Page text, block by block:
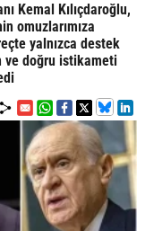
Kemal Kılıçdaroğlu,
omuzlarımıza
yalnızca destek
ve doğru istikameti